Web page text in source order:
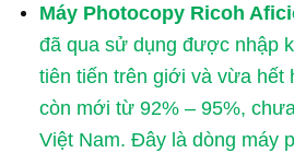
Máy Photocopy Ricoh
đã qua sử dụng được nhập
tiên tiến trên giới và vừa hết
còn mới từ 92% – 95%,
Việt Nam. Đây là dòng máy